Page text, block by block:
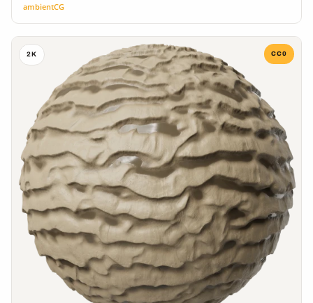
ambientCG
2K CC0